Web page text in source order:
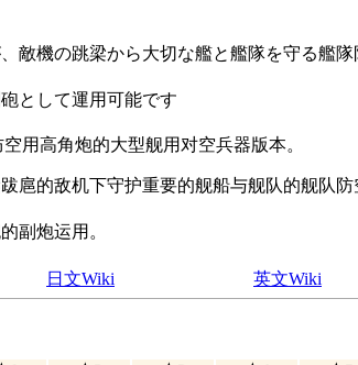
敵機の跳梁から大切な艦と艦隊を守る艦隊
として運用可能です
用高角炮的大型舰用对空兵器版本。
扈的敌机下守护重要的舰船与舰队的舰队防
副炮运用。
日文Wiki 英文Wiki